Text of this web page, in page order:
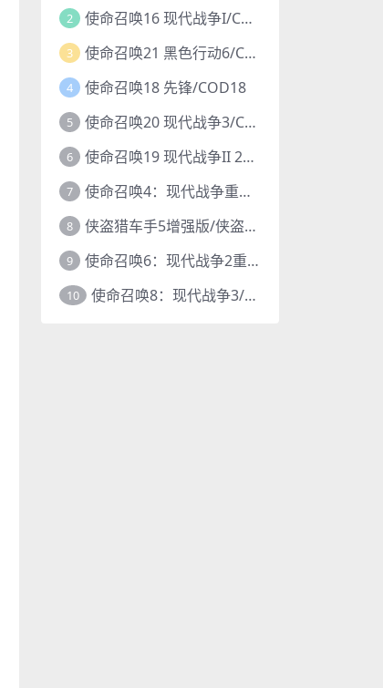
2 使命召唤16 现代战争I/COD16
3 使命召唤21 黑色行动6/COD21
4 使命召唤18 先锋/COD18
5 使命召唤20 现代战争3/COD20
6 使命召唤19 现代战争II 2022/COD19
7 使命召唤4：现代战争重制版/COD4
8 侠盗猎车手5增强版/侠盗飞车5增强版/GTA5增强版
9 使命召唤6：现代战争2重制版/COD6重置版
10 使命召唤8：现代战争3/COD8